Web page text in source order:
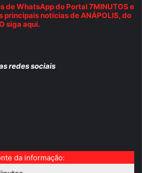
de WhatsApp do Portal 7MINUTOS e
principais notícias de ANÁPOLIS, do
siga aqui.
redes sociais
da informação: